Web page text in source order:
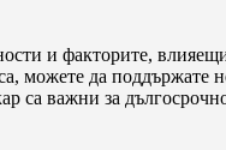
и факторите,
можете да поддържате
са важни за